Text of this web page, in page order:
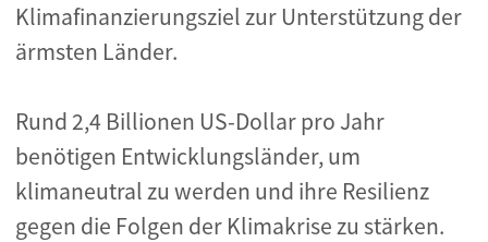
Klimafinanzierungsziel zur Unterstützung der
ärmsten Länder.
Rund 2,4 Billionen US-Dollar pro Jahr
benötigen Entwicklungsländer, um
klimaneutral zu werden und ihre Resilienz
gegen die Folgen der Klimakrise zu stärken.